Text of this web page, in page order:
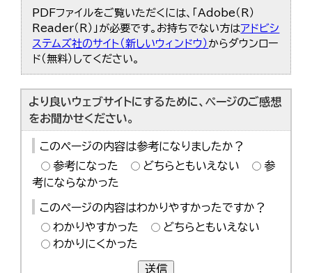
PDFファイルをご覧いただくには、「Adobe（R）
Reader（R）」が必要です。お持ちでない方はアドビシ
ステムズ社のサイト（新しいウィンドウ） からダウンロー
ド（無料）してください。
より良いウェブサイトにするために、ページのご感想
をお聞かせください。
このページの内容は参考になりましたか？
参考になった
どちらともいえない
参
考にならなかった
このページの内容はわかりやすかったですか？
わかりやすかった
どちらともいえない
わかりにくかった
送信